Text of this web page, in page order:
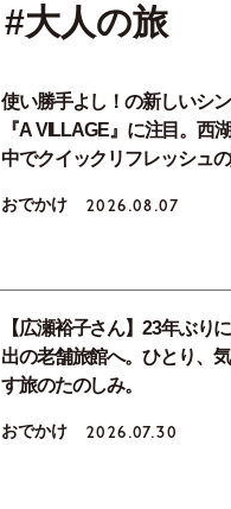
#大人の旅
使い勝手よし！の新しいシ
『A VILLAGE』に注目。西
中でクイックリフレッシュの
おでかけ 2026.08.07
【広瀬裕子さん】23年ぶり
出の老舗旅館へ。ひとり、
す旅のたのしみ。
おでかけ 2026.07.30